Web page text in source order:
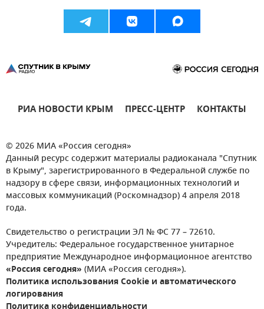
РИА НОВОСТИ КРЫМ ПРЕСС-ЦЕНТР КОНТАКТЫ
© 2026 МИА «Россия сегодня»
Данный ресурс содержит материалы радиоканала "Спутник
в Крыму", зарегистрированного в Федеральной службе по
надзору в сфере связи, информационных технологий и
массовых коммуникаций (Роскомнадзор) 4 апреля 2018
года.
Свидетельство о регистрации ЭЛ № ФС 77 – 72610.
Учредитель: Федеральное государственное унитарное
предприятие Международное информационное агентство
«Россия сегодня» (МИА «Россия сегодня»).
Политика использования Cookie и автоматического
логирования